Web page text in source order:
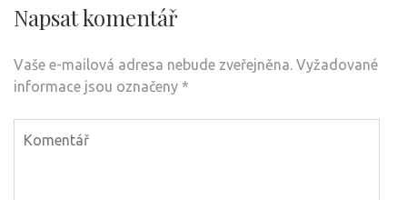
Napsat komentář
Vaše e-mailová adresa nebude zveřejněna. Vyžadované
informace jsou označeny *